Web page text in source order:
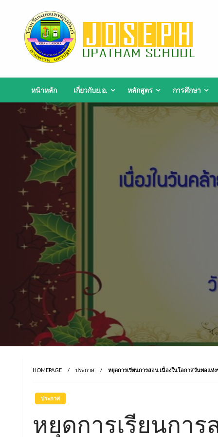
content
หน้าหลัก เกี่ยวกับย.อ. หลักสูตร การศึกษา
HOMEPAGE ประกาศ หยุดการเรียนการสอน เนื่องในโอกาสวันพ่อแห่ง
ประกาศ
หยุดการเรียนการ